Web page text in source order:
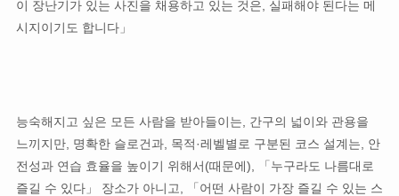
이 장난기가 있는 사진을 채용하고 있는 것은, 실패해야 된다는 메
시지이기도 합니다」
능숙해지고 싶은 모든 사람을 받아들이는, 간구의 넓이와 관용을
느끼지만, 명확한 슬로건과, 목적·레벨별로 구분된 코스 설계는, 안
전성과 연습 효율을 높이기 위해서(때문에), 「누구라도 나름대로
즐길 수 있다」 장소가 아니고, 「어떤 사람이 가장 즐길 수 있는 스